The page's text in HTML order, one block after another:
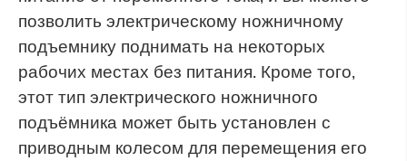
позволить электрическому ножничному
подъемнику поднимать на некоторых
рабочих местах без питания. Кроме того,
этот тип электрического ножничного
подъёмника может быть установлен с
приводным колесом для перемещения его